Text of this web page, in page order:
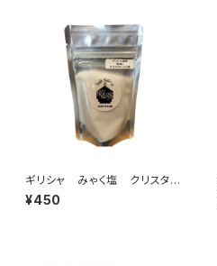
ギリシャ みゃく塩 クリスタル
天日塩 【さら塩】100g
¥450